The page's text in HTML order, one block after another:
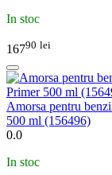
In stoc
16790 lei
Amorsa pentru
500 ml (156496)
0.0
In stoc